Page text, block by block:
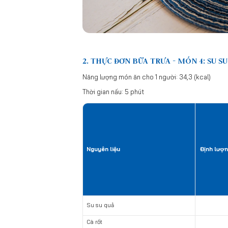
2. THỰC ĐƠN BỮA TRƯA - MÓN 4: SU
Năng lượng món ăn cho 1 người: 34,3 (kcal)
Thời gian nấu: 5 phút
Nguyên liệu Định
Su su quả
Cà rốt